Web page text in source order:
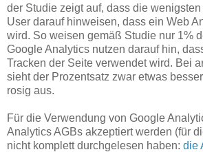
der Studie zeigt auf, dass die
User darauf hinweisen, dass ein Web
wird. So weisen gemäß Studie nur 1%
Google Analytics nutzen darauf hin,
Tracken der Seite verwendet wird. Bei
sieht der Prozentsatz zwar etwas
rosig aus.
Für die Verwendung von Google
Analytics AGBs akzeptiert werden (für
nicht komplett durchgelesen haben: die